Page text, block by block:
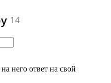
14
него ответ на свой